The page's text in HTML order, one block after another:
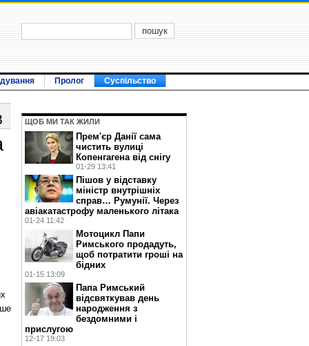
Пролог Суспільство
ЩОБ МИ ТАК ЖИЛИ
Прем'єр Данії сама
чистить вулиці
Копенгагена від снігу
01-29 13:41
Пішов у відставку
міністр внутрішніх
справ… Румунії. Через
авіакатастрофу маленького літака
01-24 11:42
Мотоцикл Папи
Римського продадуть,
щоб потратити гроші на
бідних
01-15 13:09
Папа Римський
відсвяткував день
народження з
бездомними і
прислугою
12-17 19:03